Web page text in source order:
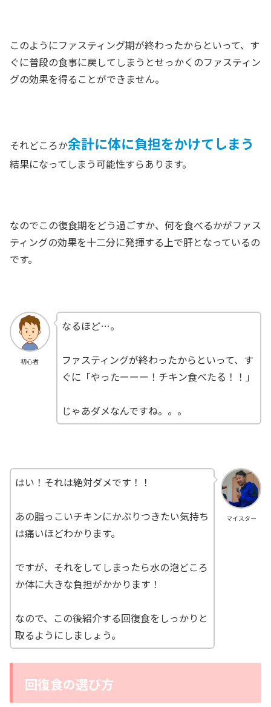
このようにファスティング期が終わったからといって、す
ぐに普段の食事に戻してしまうとせっかくのファスティン
グの効果を得ることができません。
それどころか余計に体に負担をかけてしまう
結果になってしまう可能性すらあります。
なのでこの復食期をどう過ごすか、何を食べるかがファス
ティングの効果を十二分に発揮する上で肝となっているの
です。
初心者
なるほど…。
ファスティングが終わったからといって、す
ぐに「やったーーー！チキン食べたる！！」
じゃあダメなんですね。。。
マイスター
はい！それは絶対ダメです！！
あの脂っこいチキンにかぶりつきたい気持ち
は痛いほどわかります。
ですが、それをしてしまったら水の泡どころ
か体に大きな負担がかかります！
なので、この後紹介する回復食をしっかりと
取るようにしましょう。
回復食の選び方